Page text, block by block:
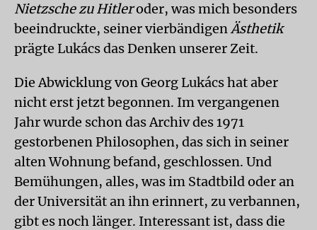
Nietzsche zu Hitleroder, was mich besonders
beeindruckte, seiner vierbändigenÄsthetik
prägte Lukács das Denken unserer Zeit.
Die Abwicklung von Georg Lukács hat aber
nicht erst jetzt begonnen. Im vergangenen
Jahr wurde schon das Archiv des 1971
gestorbenen Philosophen, das sich in seiner
alten Wohnung befand, geschlossen. Und
Bemühungen, alles, was im Stadtbild oder an
der Universität an ihn erinnert, zu verbannen,
gibt es noch länger. Interessant ist, dass die